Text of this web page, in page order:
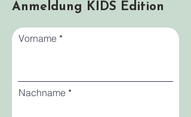
Anmeldung KIDS Edition
Vorname
Nachname